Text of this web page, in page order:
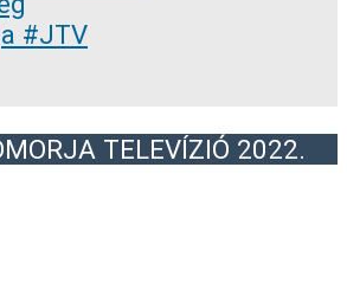
TELEVÍZIÓ 2022.